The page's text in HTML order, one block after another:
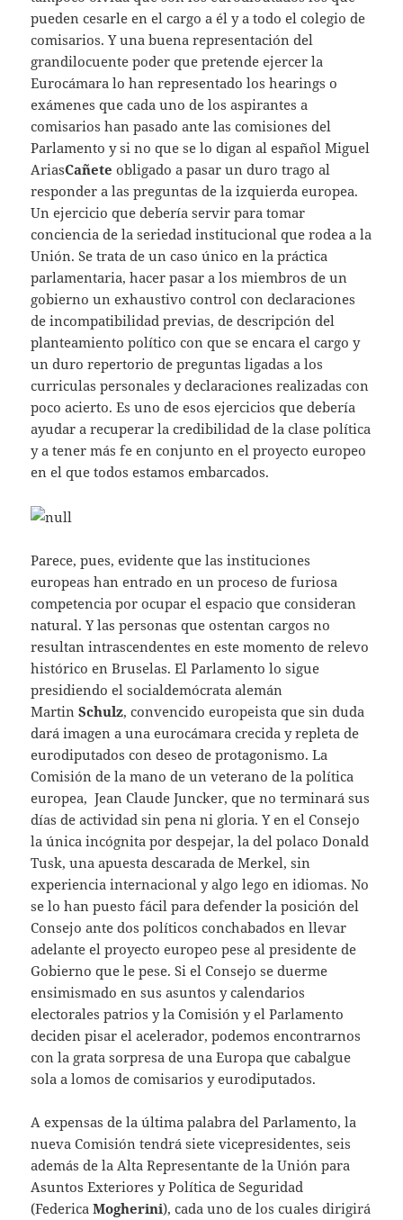
pueden cesarle en el cargo a él y a todo el colegio de
comisarios. Y una buena representación del
grandilocuente poder que pretende ejercer la
Eurocámara lo han representado los hearings o
exámenes que cada uno de los aspirantes a
comisarios han pasado ante las comisiones del
Parlamento y si no que se lo digan al español Miguel
AriasCañete obligado a pasar un duro trago al
responder a las preguntas de la izquierda europea.
Un ejercicio que debería servir para tomar
conciencia de la seriedad institucional que rodea a la
Unión. Se trata de un caso único en la práctica
parlamentaria, hacer pasar a los miembros de un
gobierno un exhaustivo control con declaraciones
de incompatibilidad previas, de descripción del
planteamiento político con que se encara el cargo y
un duro repertorio de preguntas ligadas a los
curriculas personales y declaraciones realizadas con
poco acierto. Es uno de esos ejercicios que debería
ayudar a recuperar la credibilidad de la clase política
y a tener más fe en conjunto en el proyecto europeo
en el que todos estamos embarcados.
Parece, pues, evidente que las instituciones
europeas han entrado en un proceso de furiosa
competencia por ocupar el espacio que consideran
natural. Y las personas que ostentan cargos no
resultan intrascendentes en este momento de relevo
histórico en Bruselas. El Parlamento lo sigue
presidiendo el socialdemócrata alemán
Martin Schulz, convencido europeista que sin duda
dará imagen a una eurocámara crecida y repleta de
eurodiputados con deseo de protagonismo. La
Comisión de la mano de un veterano de la política
europea, Jean Claude Juncker, que no terminará sus
días de actividad sin pena ni gloria. Y en el Consejo
la única incógnita por despejar, la del polaco Donald
Tusk, una apuesta descarada de Merkel, sin
experiencia internacional y algo lego en idiomas. No
se lo han puesto fácil para defender la posición del
Consejo ante dos políticos conchabados en llevar
adelante el proyecto europeo pese al presidente de
Gobierno que le pese. Si el Consejo se duerme
ensimismado en sus asuntos y calendarios
electorales patrios y la Comisión y el Parlamento
deciden pisar el acelerador, podemos encontrarnos
con la grata sorpresa de una Europa que cabalgue
sola a lomos de comisarios y eurodiputados.
A expensas de la última palabra del Parlamento, la
nueva Comisión tendrá siete vicepresidentes, seis
además de la Alta Representante de la Unión para
Asuntos Exteriores y Política de Seguridad
(FedericaMogherini), cada uno de los cuales dirigirá